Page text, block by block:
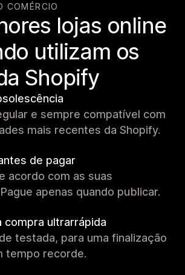
COMÉRCIO
lojas online
utilizam os
Shopify
e sempre compatível com
mais recentes da Shopify.
de pagar
acordo com as suas
apenas quando publicar.
compra ultrarrápida
testada, para uma finalização
tempo recorde.